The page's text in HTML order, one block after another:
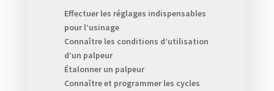
Effectuer les réglages indispensables
pour l’usinage
Connaître les conditions d’utilisation
d’un palpeur
Étalonner un palpeur
Connaître et programmer les cycles